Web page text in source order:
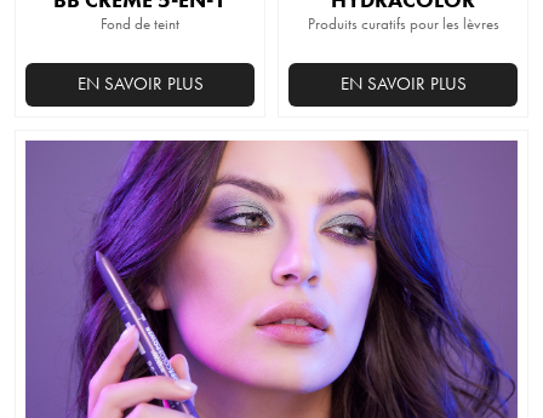
Fond de teint
EN SAVOIR PLUS
produit
a
plusieurs
variations.
Les
options
peuvent
être
choisies
sur
Produits curatifs pour les lèvres
EN SAVOIR PLUS
produit
a
plusieurs
variations.
Les
options
peuvent
être
choisies
sur